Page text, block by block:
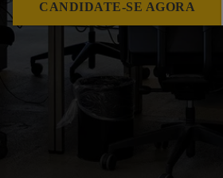
CANDIDATE-SE AGORA